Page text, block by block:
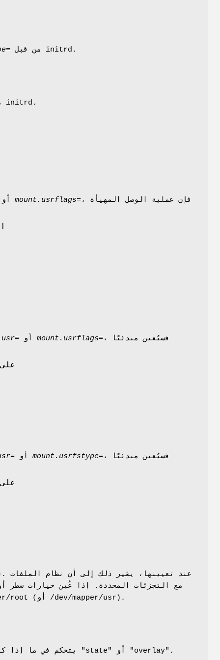
من قبل initrd.
من قبل initrd.
mount.usrflags=، فإن عملية الوصل المهيأة
mount.usrflags= ، فسيُعين مبدئيًا
mount.usrfstype= ، فسيُعين مبدئيًا
. عند تعيينها، يشير ذلك إلى أن نظام الملفات
نظام الملفات الجذر (أو /usr/) من وحدة تخزين device mapper /dev/mapper/root (أو /dev/mapper/usr).
يتحكم في ما إذا كان النظام سيقلع في الوضع المتقلب. يأخذ وسيطاً منطقياً أو القيمة الخاصة "state" أو "overlay".